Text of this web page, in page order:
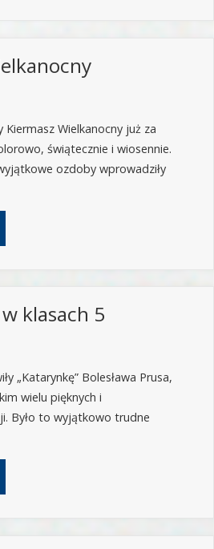
Wielkanocny już za
świątecznie i wiosennie.
ozdoby wprowadziły
klasach 5
„Katarynkę” Bolesława Prusa,
wielu pięknych i
Było to wyjątkowo trudne